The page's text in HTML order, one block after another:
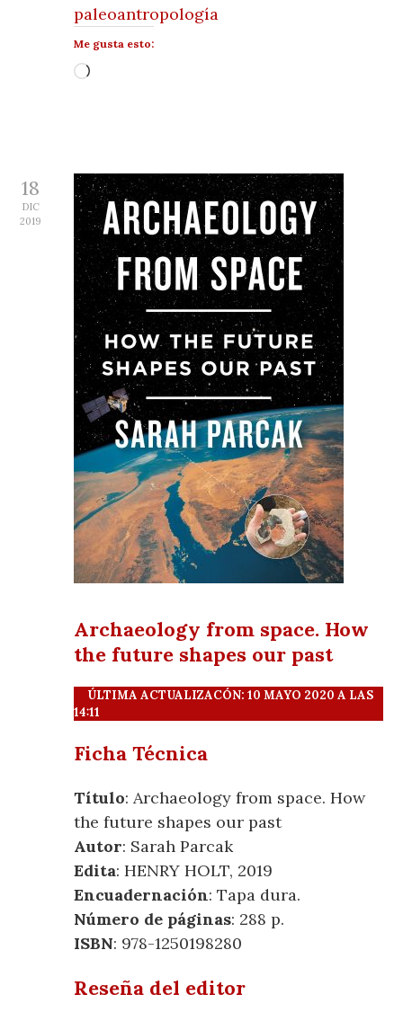
paleoantropología
Me gusta esto:
Cargando...
18
DIC
2019
Archaeology from space. How
the future shapes our past
ÚLTIMA ACTUALIZACÓN: 10 MAYO 2020 A LAS
14:11
Ficha Técnica
Título: Archaeology from space. How
the future shapes our past
Autor: Sarah Parcak
Edita: HENRY HOLT, 2019
Encuadernación: Tapa dura.
Número de páginas: 288 p.
ISBN: 978-1250198280
Reseña del editor